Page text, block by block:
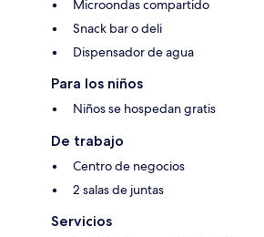
Microondas compartido
Snack bar o deli
Dispensador de agua
Para los niños
Niños se hospedan gratis
De trabajo
Centro de negocios
2 salas de juntas
Servicios